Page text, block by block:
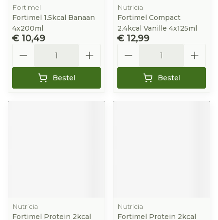
Fortimel
Fortimel 1.5kcal Banaan
4x200ml
€ 10,49
Bestel
Nutricia
Fortimel Compact
2.4kcal Vanille 4x125ml
€ 12,99
Bestel
Nutricia
Fortimel Protein 2kcal
Nutricia
Fortimel Protein 2kcal